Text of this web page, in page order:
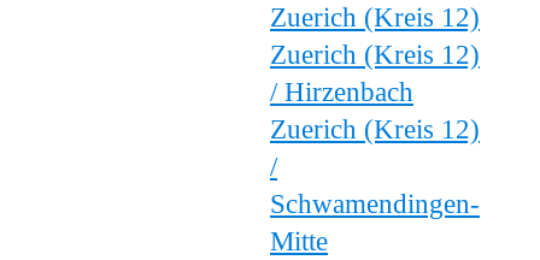
Zuerich (Kreis 12)
Zuerich (Kreis 12)
/ Hirzenbach
Zuerich (Kreis 12)
/
Schwamendingen-
Mitte